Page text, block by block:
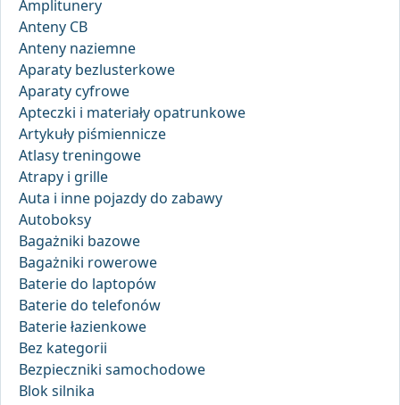
Amplitunery
Anteny CB
Anteny naziemne
Aparaty bezlusterkowe
Aparaty cyfrowe
Apteczki i materiały opatrunkowe
Artykuły piśmiennicze
Atlasy treningowe
Atrapy i grille
Auta i inne pojazdy do zabawy
Autoboksy
Bagażniki bazowe
Bagażniki rowerowe
Baterie do laptopów
Baterie do telefonów
Baterie łazienkowe
Bez kategorii
Bezpieczniki samochodowe
Blok silnika